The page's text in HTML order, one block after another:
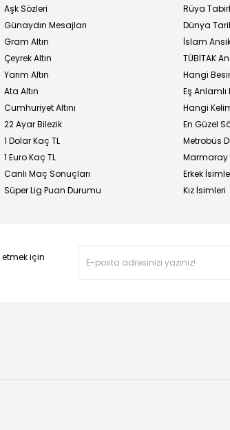
Aşk Sözleri
Günaydın Mesajları
Gram Altın
Çeyrek Altın
Yarım Altın
Ata Altın
Cumhuriyet Altını
22 Ayar Bilezik
1 Dolar Kaç TL
1 Euro Kaç TL
Canlı Maç Sonuçları
Süper Lig Puan Durumu
Rüya
Dünya
İslam
TÜBİTAK
Hangi
Eş
Hangi
En Güzel
Metrobüs
Marmaray
Erkek
Kız İsimleri
için